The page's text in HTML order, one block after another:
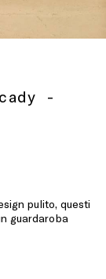
-
pulito, questi
guardaroba